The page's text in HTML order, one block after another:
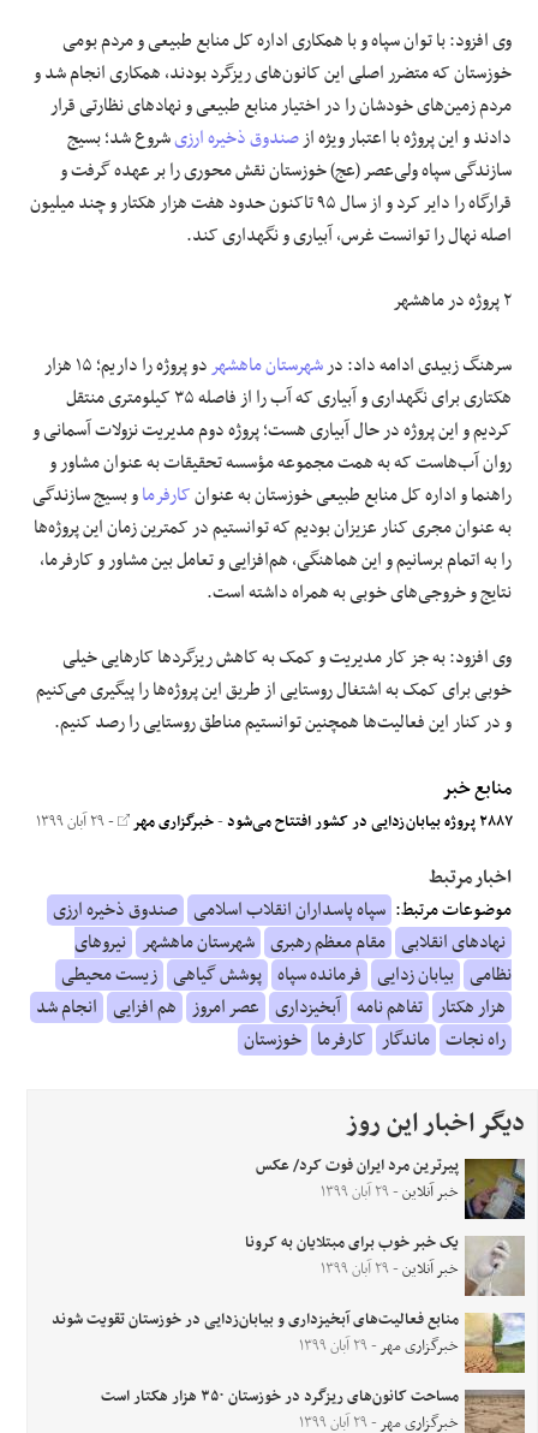
وی افزود: با توان سپاه و با همکاری اداره کل منابع طبیعی و مردم بومی
خوزستان که متضرر اصلی این کانون‌های ریزگرد بودند، همکاری انجام شد و
مردم زمین‌های خودشان را در اختیار منابع طبیعی و نهادهای نظارتی قرار
دادند و این پروژه با اعتبار ویژه ازصندوق ذخیره ارزیشروع شد؛ بسیج
سازندگی سپاه ولی‌عصر (عج) خوزستان نقش محوری را بر عهده گرفت و
قرارگاه را دایر کرد و از سال ۹۵ تاکنون حدود هفت هزار هکتار و چند میلیون
اصله نهال را توانست غرس، آبیاری و نگهداری کند.
۲ پروژه در ماهشهر
سرهنگ زبیدی ادامه داد: درشهرستان ماهشهر
دو پروژه را داریم؛ ۱۵ هزار
هکتاری برای نگهداری و آبیاری که آب را از فاصله ۳۵ کیلومتری منتقل
کردیم و این پروژه در حال آبیاری هست؛ پروژه دوم مدیریت نزولات آسمانی و
روان آب‌هاست که به همت مجموعه مؤسسه تحقیقات به عنوان مشاور و
راهنما و اداره کل منابع طبیعی خوزستان به عنوانکارفرماو بسیج سازندگی
به عنوان مجری کنار عزیزان بودیم که توانستیم در کمترین زمان این پروژه‌ها
را به اتمام برسانیم و این هماهنگی، هم‌افزایی و تعامل بین مشاور و کارفرما،
نتایج و خروجی‌های خوبی به همراه داشته است.
وی افزود: به جز کار مدیریت و کمک به کاهش ریزگردها کارهایی خیلی
خوبی برای کمک به اشتغال روستایی از طریق این پروژه‌ها را پیگیری می‌کنیم
و در کنار این فعالیت‌ها همچنین توانستیم مناطق روستایی را رصد کنیم.
منابع خبر
۲۸۸۷ پروژه بیابان‌زدایی در کشور افتتاح می‌شود -خبرگزاری مهر - ۲۹ آبان ۱۳۹۹
اخبار مرتبط
موضوعات مرتبط: سپاه پاسداران انقلاب اسلامی صندوق ذخیره ارزی
نهادهای انقلابی مقام معظم رهبری شهرستان ماهشهر نیروهای
نظامی بیابان زدایی فرمانده سپاه پوشش گیاهی زیست محیطی
هزار هکتار تفاهم نامه آبخیزداری عصر امروز هم افزایی انجام شد
راه نجات ماندگار کارفرما خوزستان
دیگر اخبار این روز
پیرترین مرد ایران فوت کرد/ عکس
خبر آنلاین- ۲۹ آبان ۱۳۹۹
یک خبر خوب برای مبتلایان به کرونا
خبر آنلاین- ۲۹ آبان ۱۳۹۹
منابع فعالیت‌های آبخیزداری و بیابان‌زدایی در خوزستان تقویت شوند
خبرگزاری مهر- ۲۹ آبان ۱۳۹۹
مساحت کانون‌های ریزگرد در خوزستان ۳۵۰ هزار هکتار است
خبرگزاری مهر- ۲۹ آبان ۱۳۹۹